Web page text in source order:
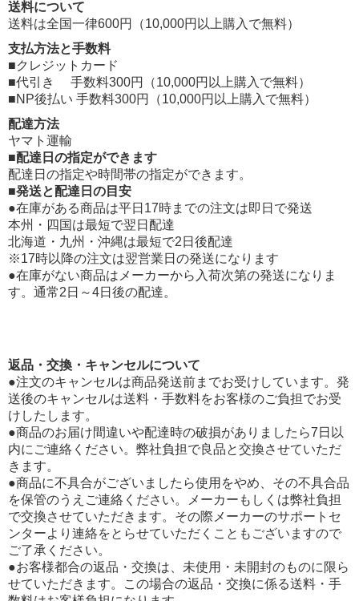
送料について
送料は全国一律600円（10,000円以上購入で無料）
支払方法と手数料
■クレジットカード
■代引き 手数料300円（10,000円以上購入で無料）
■NP後払い 手数料300円（10,000円以上購入で無料）
配達方法
ヤマト運輸
■配達日の指定ができます
配達日の指定や時間帯の指定ができます。
■発送と配達日の目安
●在庫がある商品は平日17時までの注文は即日で発送
本州・四国は最短で翌日配達
北海道・九州・沖縄は最短で2日後配達
※17時以降の注文は翌営業日の発送になります
●在庫がない商品はメーカーから入荷次第の発送になりま
す。通常2日～4日後の配達。
返品・交換・キャンセルについて
●注文のキャンセルは商品発送前までお受けしています。発
送後のキャンセルは送料・手数料をお客様のご負担でお受
けしたします。
●商品のお届け間違いや配達時の破損がありましたら7日以
内にご連絡ください。弊社負担で良品と交換させていただ
きます。
●商品に不具合がございましたら使用をやめ、その不具合品
を保管のうえご連絡ください。メーカーもしくは弊社負担
で交換させていただきます。その際メーカーのサポートセ
ンターより連絡をとらせていただくこともございますので
ご了承ください。
●お客様都合の返品・交換は、未使用・未開封のものに限ら
せていただきます。この場合の返品・交換に係る送料・手